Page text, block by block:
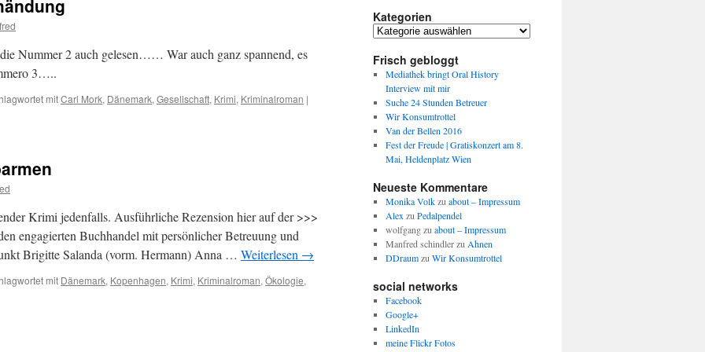
Nummer 2 auch gelesen…… War auch ganz spannend, es
3…..
mitCarl Mork, Dänemark, Gesellschaft, Krimi, Kriminalroman |
Krimi jedenfalls. Ausführliche Rezension hier auf der >>>
engagierten Buchhandel mit persönlicher Betreuung und
Brigitte Salanda (vorm. Hermann) Anna … Weiterlesen →
mit Dänemark, Kopenhagen, Krimi, Kriminalroman, Ökologie,
Kategorien
Kategorien
Frisch gebloggt
Mediathek bringt Oral History
Interview mit mir
Suche 24 Stunden Betreuer
Wir Konsumtrottel
Van der Bellen 2016
Fest der Freude | Gratiskonzert am 8.
Mai, Heldenplatz Wien
Neueste Kommentare
Monika Volkzu about – Impressum
Alex zu Pedalpendel
wolfgangzu about – Impressum
Manfred schindlerzu Ahnen
DDraumzu Wir Konsumtrottel
social networks
Facebook
Google+
LinkedIn
meine Flickr Fotos